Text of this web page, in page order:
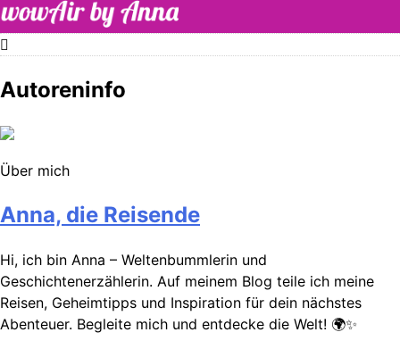
Skip
to
content
WOW-Air
Autoreninfo
Über mich
Anna, die Reisende
Hi, ich bin Anna – Weltenbummlerin und
Geschichtenerzählerin. Auf meinem Blog teile ich meine
Reisen, Geheimtipps und Inspiration für dein nächstes
Abenteuer. Begleite mich und entdecke die Welt! 🌍✨